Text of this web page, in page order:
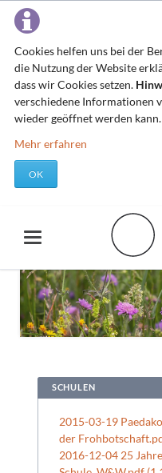
Cookies helfen uns bei der
die Nutzung der Website
dass wir Cookies setzen.
verschiedene Informationen
wieder geöffnet werden kann.
Mehr erfahren
OK
SCHULEN
2015-03-19
der
2016-12-04 25